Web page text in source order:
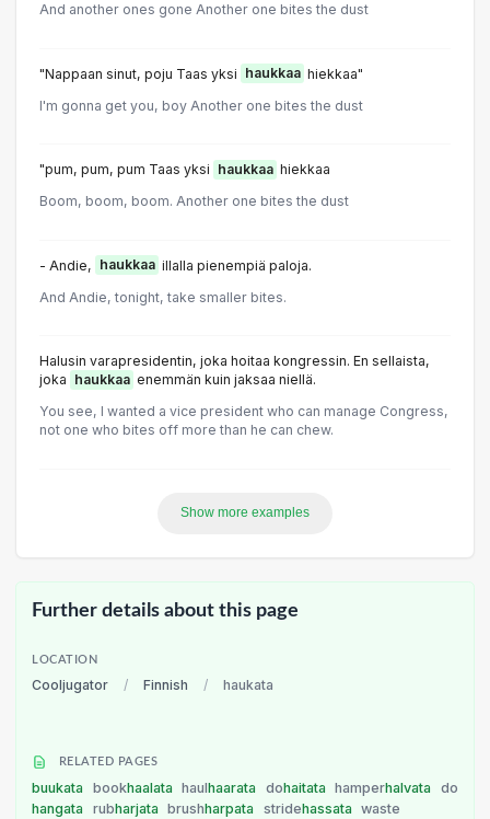
And another ones gone Another one bites the dust
"Nappaan sinut, poju Taas yksi haukkaa hiekkaa"
I'm gonna get you, boy Another one bites the dust
"pum, pum, pum Taas yksi haukkaa hiekkaa
Boom, boom, boom. Another one bites the dust
- Andie, haukkaa illalla pienempiä paloja.
And Andie, tonight, take smaller bites.
Halusin varapresidentin, joka hoitaa kongressin. En sellaista,
joka haukkaa enemmän kuin jaksaa niellä.
You see, I wanted a vice president who can manage Congress,
not one who bites off more than he can chew.
Show more examples
Further details about this page
LOCATION
Cooljugator / Finnish / haukata
RELATED PAGES
buukata bookhaalata haulhaarata dohaitata hamperhalvata
do
hangata
rubharjata brushharpata stridehassata
waste